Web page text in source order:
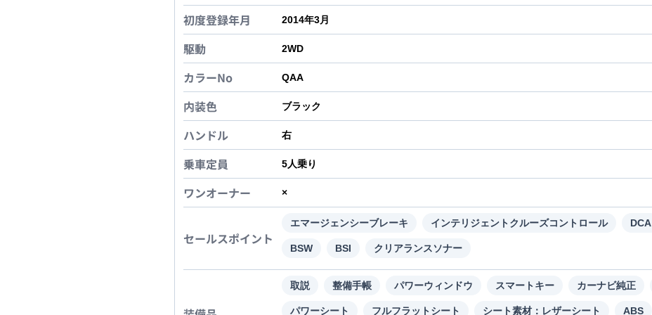
初度登録年月 2014年3月
駆動 2WD
カラーNo QAA
内装色 ブラック
ハンドル 右
乗車定員 5人乗り
ワンオーナー ×
セールスポイント
エマージェンシーブレーキ インテリジェントクルーズコントロール DCA
BSW BSI クリアランスソナー
取説 整備手帳 パワーウィンドウ スマートキー カーナビ純正
パワーシート フルフラットシート シート素材：レザーシート ABS